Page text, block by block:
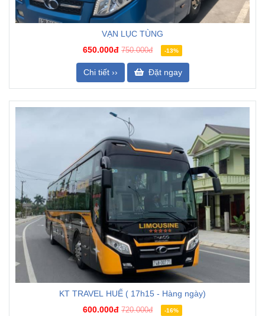
VẠN LỤC TÙNG
650.000đ 750.000đ -13%
Chi tiết ›› Đặt ngay
KT TRAVEL HUẾ ( 17h15 - Hàng ngày)
600.000đ 720.000đ -16%